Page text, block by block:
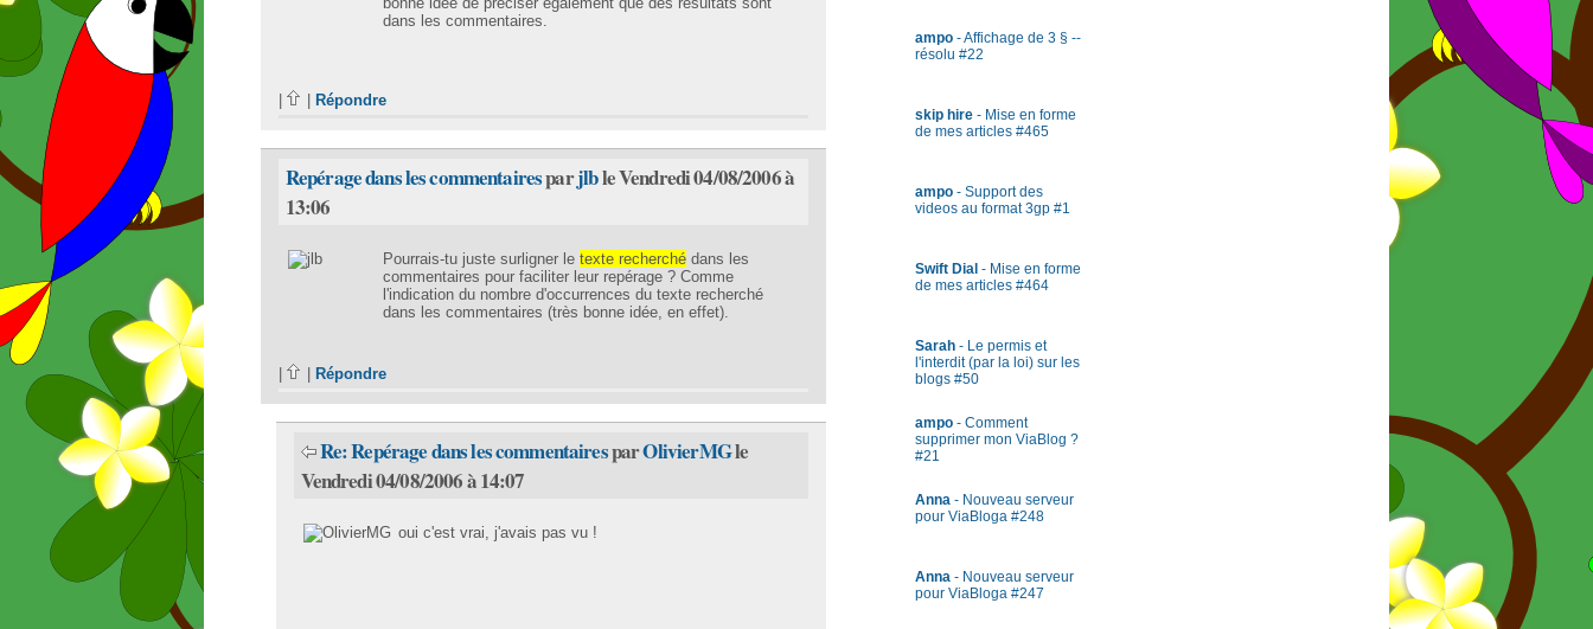
dans les commentaires.
Répondre
Repérage dans les commentairesparjlble Vendredi 04/08/2006 à
13:06
Pourrais-tu juste surligner le texte recherchédans les
commentaires pour faciliter leur repérage ? Comme
l'indication du nombre d'occurrences du texte recherché
dans les commentaires (très bonne idée, en effet).
Répondre
Re: Repérage dans les commentairesparOlivierMGle
Vendredi 04/08/2006 à 14:07
oui c'est vrai, j'avais pas vu !
ampo - Affichage de 3 § --
résolu #22
skip hire - Mise en forme
de mes articles #465
ampo - Support des
videos au format 3gp #1
Swift Dial - Mise en forme
de mes articles #464
Sarah - Le permis et
l'interdit (par la loi) sur les
blogs #50
ampo - Comment
supprimer mon ViaBlog ?
#21
Anna - Nouveau serveur
pour ViaBloga #248
Anna - Nouveau serveur
pour ViaBloga #247